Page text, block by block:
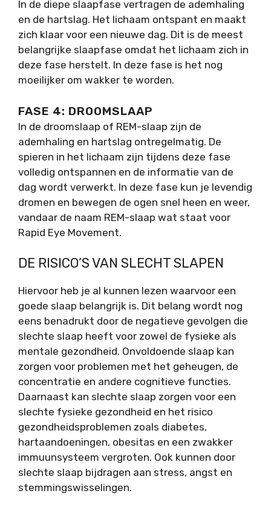
In de diepe slaapfase vertragen de ademhaling
en de hartslag. Het lichaam ontspant en maakt
zich klaar voor een nieuwe dag. Dit is de meest
belangrijke slaapfase omdat het lichaam zich in
deze fase herstelt. In deze fase is het nog
moeilijker om wakker te worden.
FASE 4: DROOMSLAAP
In de droomslaap of REM-slaap zijn de
ademhaling en hartslag ontregelmatig. De
spieren in het lichaam zijn tijdens deze fase
volledig ontspannen en de informatie van de
dag wordt verwerkt. In deze fase kun je levendig
dromen en bewegen de ogen snel heen en weer,
vandaar de naam REM-slaap wat staat voor
Rapid Eye Movement.
DE RISICO’S VAN SLECHT SLAPEN
Hiervoor heb je al kunnen lezen waarvoor een
goede slaap belangrijk is. Dit belang wordt nog
eens benadrukt door de negatieve gevolgen die
slechte slaap heeft voor zowel de fysieke als
mentale gezondheid. Onvoldoende slaap kan
zorgen voor problemen met het geheugen, de
concentratie en andere cognitieve functies.
Daarnaast kan slechte slaap zorgen voor een
slechte fysieke gezondheid en het risico
gezondheidsproblemen zoals diabetes,
hartaandoeningen, obesitas en een zwakker
immuunsysteem vergroten. Ook kunnen door
slechte slaap bijdragen aan stress, angst en
stemmingswisselingen.